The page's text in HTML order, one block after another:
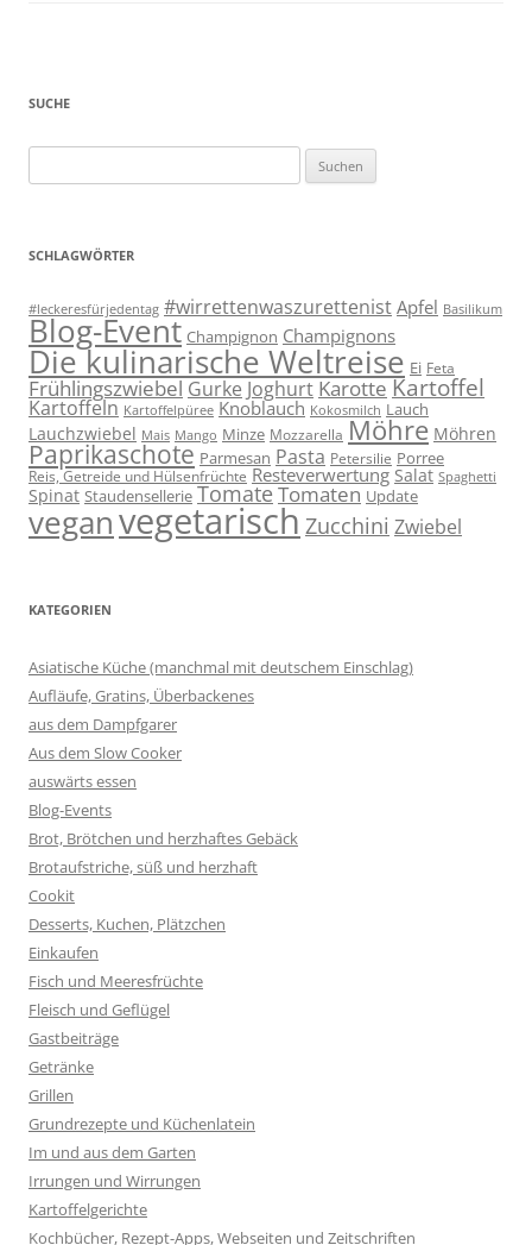
SUCHE
nach:
SCHLAGWÖRTER
#leckeresfürjedentag #wirrettenwaszurettenist Apfel Basilikum
Blog-Event Champignon Champignons
Die kulinarische Weltreise Ei Feta
Frühlingszwiebel Gurke Joghurt Karotte Kartoffel
Kartoffeln Kartoffelpüree Knoblauch Kokosmilch Lauch
Lauchzwiebel Mais Mango Minze Mozzarella Möhre Möhren
Paprikaschote Parmesan Pasta Petersilie Porree
Reis, Getreide und Hülsenfrüchte Resteverwertung Salat Spaghetti
Spinat Staudensellerie TomateTomaten Update
veganvegetarischZucchini Zwiebel
KATEGORIEN
Asiatische Küche (manchmal mit deutschem Einschlag)
Aufläufe, Gratins, Überbackenes
aus dem Dampfgarer
Aus dem Slow Cooker
auswärts essen
Blog-Events
Brot, Brötchen und herzhaftes Gebäck
Brotaufstriche, süß und herzhaft
Cookit
Desserts, Kuchen, Plätzchen
Einkaufen
Fisch und Meeresfrüchte
Fleisch und Geflügel
Gastbeiträge
Getränke
Grillen
Grundrezepte und Küchenlatein
Im und aus dem Garten
Irrungen und Wirrungen
Kartoffelgerichte
Kochbücher, Rezept-Apps, Webseiten und Zeitschriften